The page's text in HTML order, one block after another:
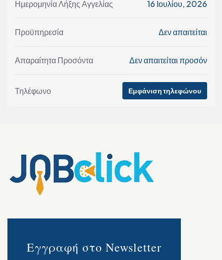
Ημερομηνία Λήξης Αγγελίας 16 Ιουλίου, 2026
Προϋπηρεσία Δεν απαιτείται
Απαραίτητα Προσόντα Δεν απαιτείται προσόν
Τηλέφωνο Εμφάνιση τηλεφώνου
Εγγραφή στο Newsletter